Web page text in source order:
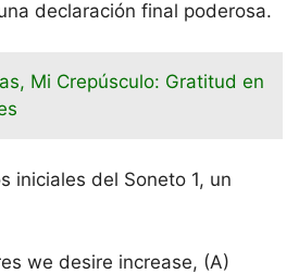
declaración final poderosa.
Mi Crepúsculo: Gratitud en
iniciales del Soneto 1, un
we desire increase, (A)